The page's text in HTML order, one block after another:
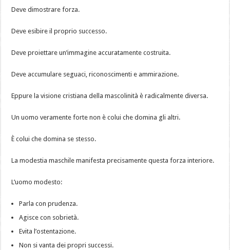
Deve dimostrare forza.
Deve esibire il proprio successo.
Deve proiettare un’immagine accuratamente costruita.
Deve accumulare seguaci, riconoscimenti e ammirazione.
Eppure la visione cristiana della mascolinità è radicalmente diversa.
Un uomo veramente forte non è colui che domina gli altri.
È colui che domina se stesso.
La modestia maschile manifesta precisamente questa forza interiore.
L’uomo modesto:
Parla con prudenza.
Agisce con sobrietà.
Evita l’ostentazione.
Non si vanta dei propri successi.